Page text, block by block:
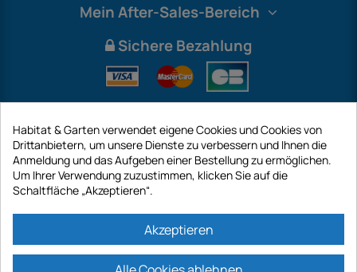
Mein After-Sales-Bereich
Sichere Bezahlung
International
Habitat & Garten verwendet eigene Cookies und Cookies von
Drittanbietern, um unsere Dienste zu verbessern und Ihnen die
Anmeldung und das Aufgeben einer Bestellung zu ermöglichen.
Um Ihrer Verwendung zuzustimmen, klicken Sie auf die
Schaltfläche „Akzeptieren“.
Akzeptieren